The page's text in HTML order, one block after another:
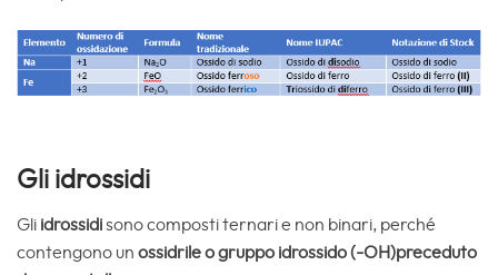
Gli idrossidi
Gli idrossidisono composti ternari e non binari, perché
contengono un ossidrile o gruppo idrossido (-OH)preceduto